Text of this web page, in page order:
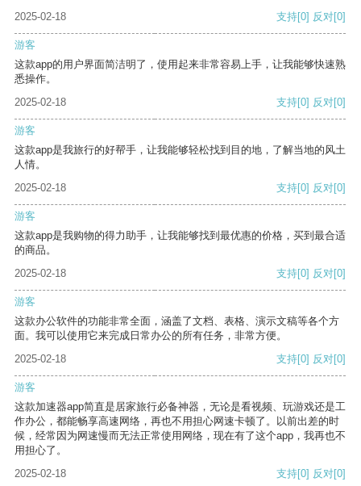
2025-02-18 支持[0] 反对[0]
游客
这款app的用户界面简洁明了，使用起来非常容易上手，让我能够快速熟
悉操作。
2025-02-18
支持[0] 反对[0]
游客
这款app是我旅行的好帮手，让我能够轻松找到目的地，了解当地的风土
人情。
2025-02-18
支持[0] 反对[0]
游客
这款app是我购物的得力助手，让我能够找到最优惠的价格，买到最合适
的商品。
2025-02-18
支持[0] 反对[0]
游客
这款办公软件的功能非常全面，涵盖了文档、表格、演示文稿等各个方
面。我可以使用它来完成日常办公的所有任务，非常方便。
2025-02-18
支持[0] 反对[0]
游客
这款加速器app简直是居家旅行必备神器，无论是看视频、玩游戏还是工
作办公，都能畅享高速网络，再也不用担心网速卡顿了。以前出差的时
候，经常因为网速慢而无法正常使用网络，现在有了这个app，我再也不
用担心了。
2025-02-18
支持[0] 反对[0]